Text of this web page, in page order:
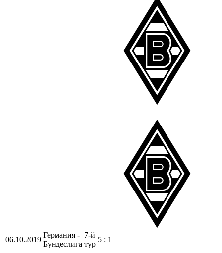
06.10.2019
Германия -
Бундеслига
7-й
тур
5 : 1